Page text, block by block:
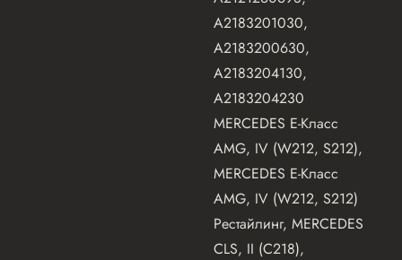
A2183201030,
A2183200630,
A2183204130,
A2183204230
MERCEDES E-Класс
AMG, IV (W212, S212),
MERCEDES E-Класс
AMG, IV (W212, S212)
Рестайлинг, MERCEDES
CLS, II (C218),